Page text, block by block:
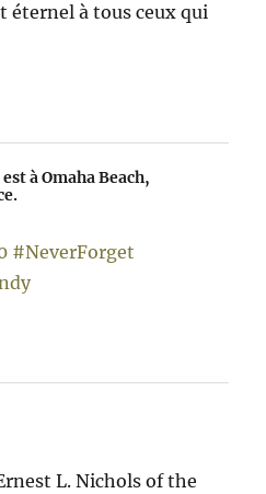
éternel à tous ceux qui
est à Omaha Beach,
#NeverForget
L. Nichols of the